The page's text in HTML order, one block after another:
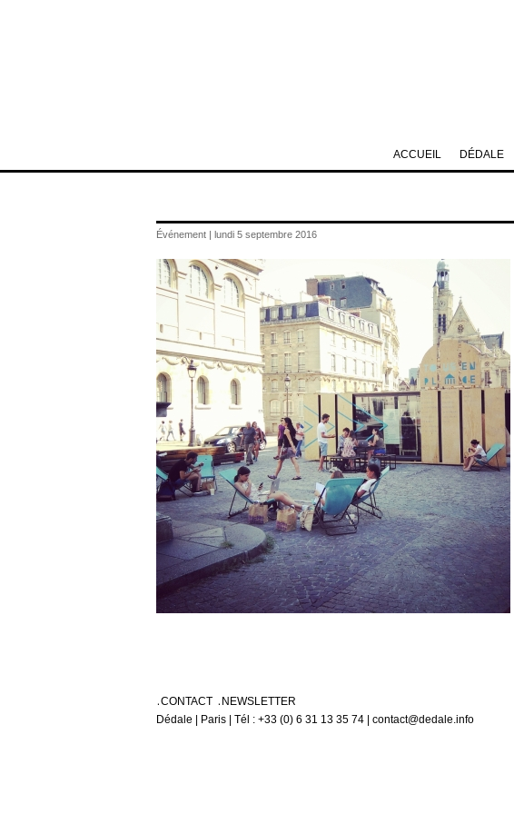
Événement | lundi 5 septembre 2016
DÉDALE
ACCUEIL
CONTACT NEWSLETTER
Dédale | Paris | Tél : +33 (0) 6 31 13 35 74 | contact@dedale.info